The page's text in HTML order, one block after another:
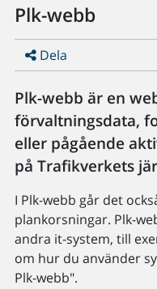
Plk-webb
Dela
Plk-webb är en
förvaltningsdata,
eller pågående
på Trafikverkets
I Plk-webb går det
plankorsningar. Plk-
andra it-system, till
om hur du använder
Plk-webb".